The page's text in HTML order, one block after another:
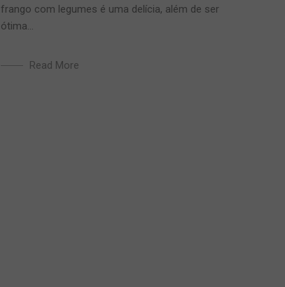
frango com legumes é uma delícia, além de ser
ótima...
Read More